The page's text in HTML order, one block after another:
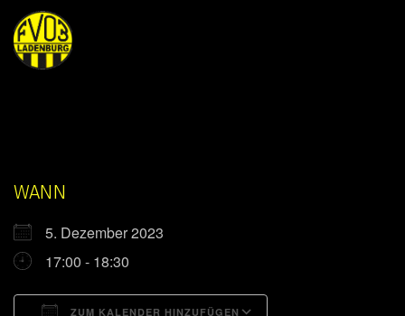
WANN
5. Dezember 2023
17:00 - 18:30
ZUM KALENDER HINZUFÜGEN